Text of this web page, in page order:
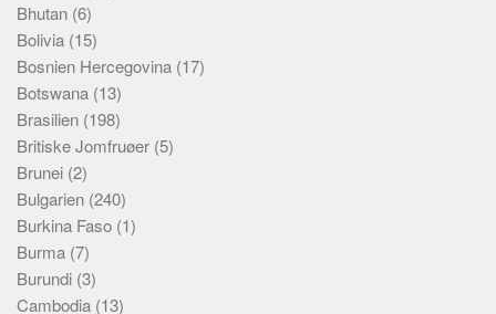
Bhutan (6)
Bolivia (15)
Bosnien Hercegovina (17)
Botswana (13)
Brasilien (198)
Britiske Jomfruøer (5)
Brunei (2)
Bulgarien (240)
Burkina Faso (1)
Burma (7)
Burundi (3)
Cambodia (13)